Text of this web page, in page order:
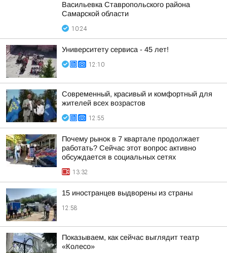
Васильевка Ставропольского района
Самарской области
10:24
Университету сервиса - 45 лет!
12:10
Современный, красивый и комфортный для
жителей всех возрастов
12:55
Почему рынок в 7 квартале продолжает
работать? Сейчас этот вопрос активно
обсуждается в социальных сетях
13:32
15 иностранцев выдворены из страны
12:58
Показываем, как сейчас выглядит театр
«Колесо»